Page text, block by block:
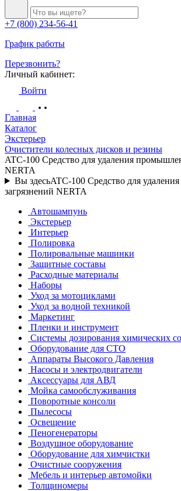
+7 (800) 234-56-41
График работы
Перезвонить?
Личный кабинет:
Войти
Главная
Каталог
Экстерьер
Очистители колесных дисков и резины
ATC-100 Средство для удаления
NERTA
Вы здесьATC-100 Средство для
загрязнений NERTA
Автошампунь
Экстерьер
Интерьер
Полировка
Полировальные машинки
Защитные составы
Расходные материалы
Наборы
Уход за мотоциклами
Уход за водной техникой
Маркетинг
Пленки и инструмент
Системы дозирования химических
Оборудование для СТО
Аппараты Высокого Давления
Насосы и электродвигатели
Аксессуары для АВД
Мойка самообслуживания
Поворотные консоли
Пылесосы
Освещение
Пеногенераторы
Воздушное оборудование
Оборудование для химчистки
Очистные сооружения
Мебель и интерьер автомойки
Толщиномеры